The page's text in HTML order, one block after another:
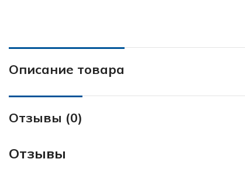
Описание товара
Отзывы (0)
Отзывы